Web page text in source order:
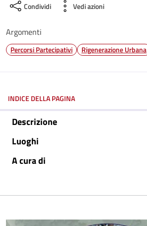
Condividi Vedi azioni
Argomenti
Percorsi Partecipativi Rigenerazione Urbana
INDICE DELLA PAGINA
Descrizione
Luoghi
A cura di